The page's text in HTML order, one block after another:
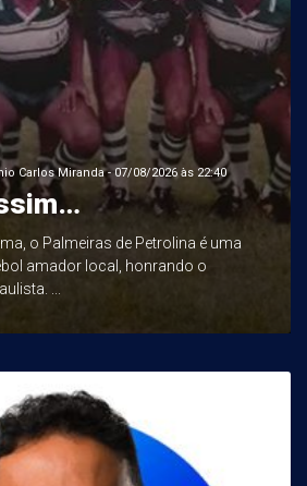
Carlos Miranda - 07/08/2026 às 22:40
o Palmeiras de Petrolina é uma
amador local, honrando o
...